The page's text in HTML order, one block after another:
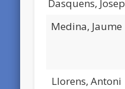
Dasquens, Josep
Medina, Jaume
Llorens, Antoni